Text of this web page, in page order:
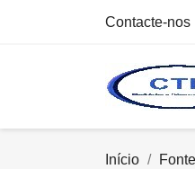
Contacte-nos
Início